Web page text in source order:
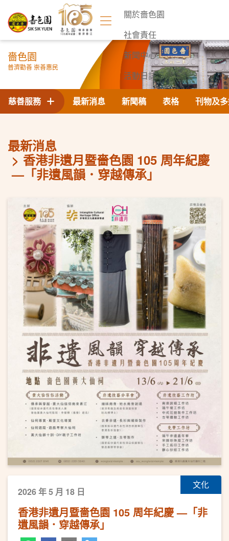
關於嗇色園
社會責任
新聞中心
活動日誌
聯絡我們
嗇色園
普濟勸善 崇善惠民
最新消息 新聞稿 表格 刊物及
慈善服務
最新消息
香港非遺月暨嗇色園 105 周年紀慶
—「非遺風韻．穿越傳承」
文化
2026 年 5 月 18 日
香港非遺月暨嗇色園 105 周年紀慶 —「非
遺風韻．穿越傳承」